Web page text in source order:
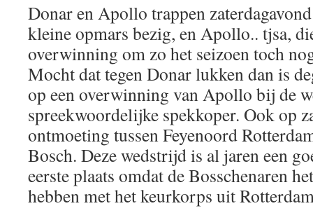
Donar en Apollo trappen
kleine opmars bezig, en Apollo.. tjsa,
overwinning om zo het seizoen toch
Mocht dat tegen Donar lukken dan is
op een overwinning van Apollo bij de
spreekwoordelijke spekkoper. Ook op
ontmoeting tussen Feyenoord
Bosch. Deze wedstrijd is al jaren een
eerste plaats omdat de Bosschenaren
hebben met het keurkorps uit